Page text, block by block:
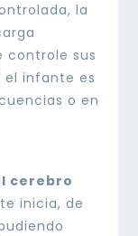
la
controle sus
el infante es
o en
cerebro
inicia, de